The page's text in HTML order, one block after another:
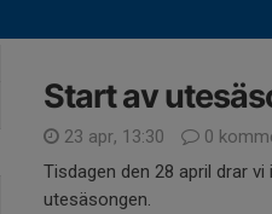
Start av
23 apr, 13:30
0
Tisdagen den 28 april drar vi
utesäsongen.